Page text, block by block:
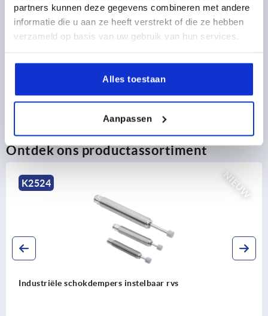
partners kunnen deze gegevens combineren met andere
informatie die u aan ze heeft verstrekt of die ze hebben
verzameld op basis van uw gebruik van hun services.
Alles toestaan
Aanpassen
DOWNLOADS
Ontdek ons productassortiment
K2526
Montageflens rvs